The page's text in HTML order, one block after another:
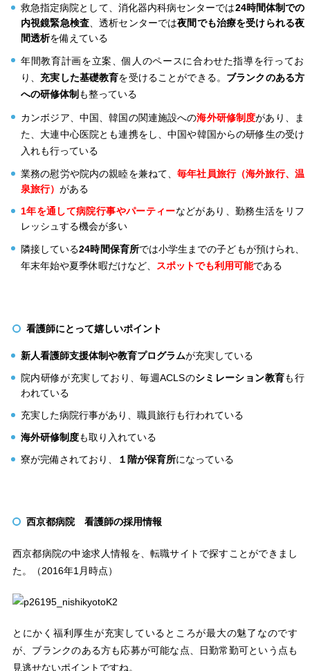
救急指定病院として、消化器内科病センターでは24時間体制での
内視鏡緊急検査 、透析センターでは夜間でも治療を受けられる夜
間透析を備えている
年間教育計画を立案、個人のペースに合わせた指導を行ってお
り、充実した基礎教育を受けることができる。 ブランクのある方
への研修体制 も整っている
カンボジア、中国、韓国の関連施設への海外研修制度があり、ま
た、大連中心医院とも連携をし、中国や韓国からの研修生の受け
入れも行っている
業務の慰労や院内の親睦を兼ねて、毎年社員旅行（海外旅行、温
泉旅行） がある
1年を通して病院行事やパーティーなどがあり、勤務生活をリフ
レッシュする機会が多い
隣接している24時間保育所では小学生までの子どもが預けられ、
年末年始や夏季休暇だけなど、
スポットでも利用可能である
看護師にとって嬉しいポイント
新人看護師支援体制や教育プログラムが充実している
院内研修が充実しており、毎週ACLSのシミレーション教育も行
われている
充実した病院行事があり、職員旅行も行われている
海外研修制度も取り入れている
寮が完備されており、
１階が保育所になっている
西京都病院 看護師の採用情報
西京都病院の中途求人情報を、転職サイトで探すことができまし
た。（2016年1月時点）
とにかく福利厚生が充実しているところが最大の魅了なのです
が、ブランクのある方も応募が可能な点、日勤常勤可という点も
見逃せないポイントですね。